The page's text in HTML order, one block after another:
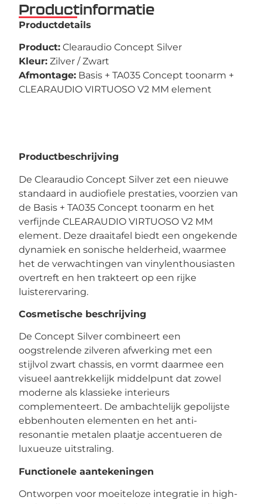
Productinformatie
Productdetails
Product: Clearaudio Concept Silver
Kleur: Zilver / Zwart
Afmontage: Basis + TA035 Concept toonarm +
CLEARAUDIO VIRTUOSO V2 MM element
Productbeschrijving
De Clearaudio Concept Silver zet een nieuwe
standaard in audiofiele prestaties, voorzien van
de Basis + TA035 Concept toonarm en het
verfijnde CLEARAUDIO VIRTUOSO V2 MM
element. Deze draaitafel biedt een ongekende
dynamiek en sonische helderheid, waarmee
het de verwachtingen van vinylenthousiasten
overtreft en hen trakteert op een rijke
luisterervaring.
Cosmetische beschrijving
De Concept Silver combineert een
oogstrelende zilveren afwerking met een
stijlvol zwart chassis, en vormt daarmee een
visueel aantrekkelijk middelpunt dat zowel
moderne als klassieke interieurs
complementeert. De ambachtelijk gepolijste
ebbenhouten elementen en het anti-
resonantie metalen plaatje accentueren de
luxueuze uitstraling.
Functionele aantekeningen
Ontworpen voor moeiteloze integratie in high-